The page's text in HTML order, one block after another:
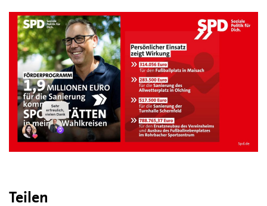
Teilen